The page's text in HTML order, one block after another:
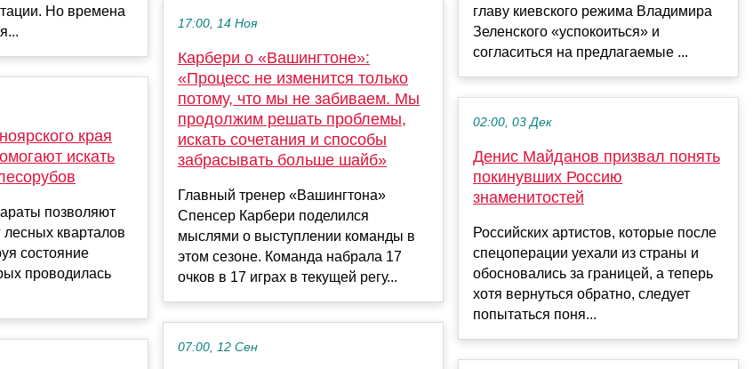
Но времена
края
искать
позволяют
лесных кварталов
состояние
проводилась
17:00, 14 Ноя
Карбери о «Вашингтоне»:
«Процесс не изменится только
потому, что мы не забиваем. Мы
продолжим решать проблемы,
искать сочетания и способы
забрасывать больше шайб»
Главный тренер «Вашингтона»
Спенсер Карбери поделился
мыслями о выступлении команды в
этом сезоне. Команда набрала 17
очков в 17 играх в текущей регу...
07:00, 12 Сен
главу киевского режима Владимира
Зеленского «успокоиться» и
согласиться на предлагаемые ...
02:00, 03 Дек
Денис Майданов призвал понять
покинувших Россию
знаменитостей
Российских артистов, которые после
спецоперации уехали из страны и
обосновались за границей, а теперь
хотя вернуться обратно, следует
попытаться поня...